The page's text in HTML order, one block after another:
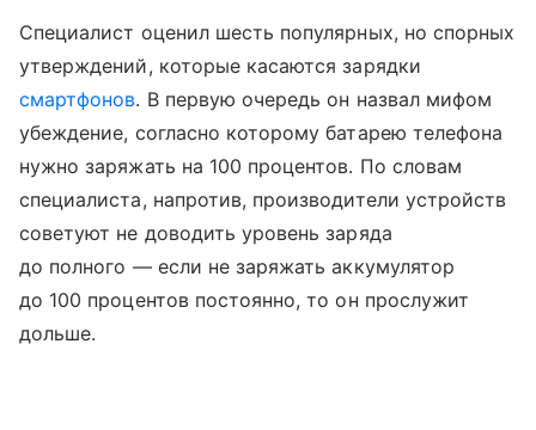
Специалист оценил шесть популярных, но спорных
утверждений, которые касаются зарядки
смартфонов. В первую очередь он назвал мифом
убеждение, согласно которому батарею телефона
нужно заряжать на 100 процентов. По словам
специалиста, напротив, производители устройств
советуют не доводить уровень заряда
до полного — если не заряжать аккумулятор
до 100 процентов постоянно, то он прослужит
дольше.